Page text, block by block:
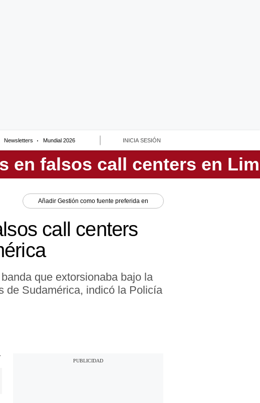
Newsletters Mundial 2026 INICIA SESIÓN
Añadir Gestión como fuente preferida en
call centers
que extorsionaba bajo la
de Sudamérica, indicó la Policía